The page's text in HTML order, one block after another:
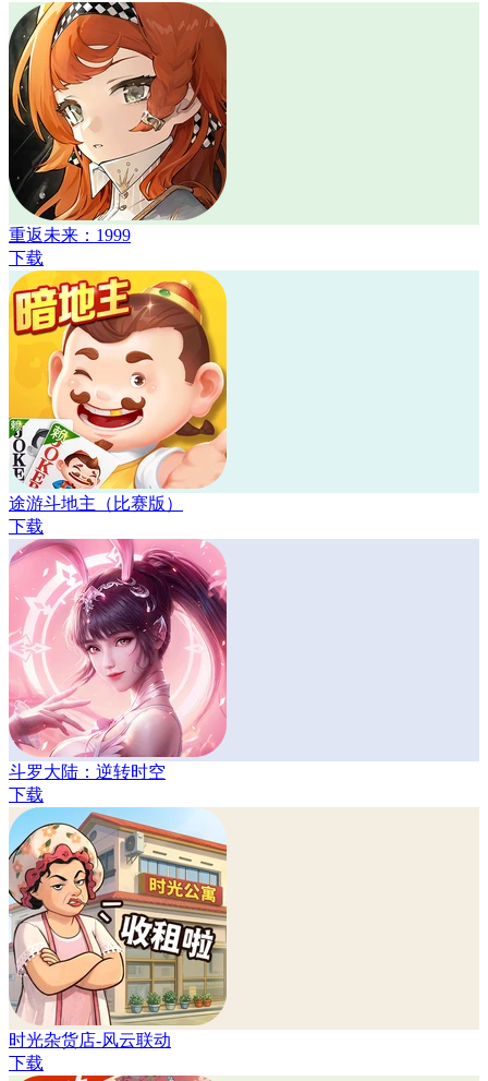
重返未来：1999
下载
途游斗地主（比赛版）
下载
斗罗大陆：逆转时空
下载
时光杂货店-风云联动
下载